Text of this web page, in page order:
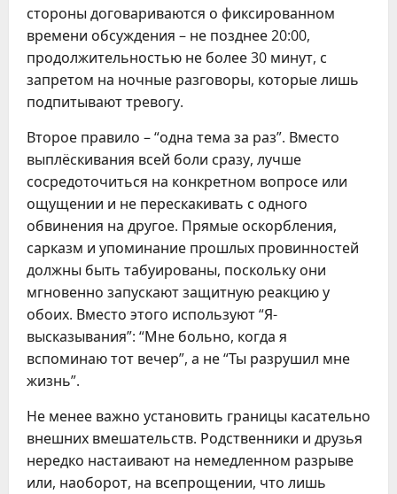
стороны договариваются о фиксированном
времени обсуждения – не позднее 20:00,
продолжительностью не более 30 минут, с
запретом на ночные разговоры, которые лишь
подпитывают тревогу.
Второе правило – “одна тема за раз”. Вместо
выплёскивания всей боли сразу, лучше
сосредоточиться на конкретном вопросе или
ощущении и не перескакивать с одного
обвинения на другое. Прямые оскорбления,
сарказм и упоминание прошлых провинностей
должны быть табуированы, поскольку они
мгновенно запускают защитную реакцию у
обоих. Вместо этого используют “Я-
высказывания”: “Мне больно, когда я
вспоминаю тот вечер”, а не “Ты разрушил мне
жизнь”.
Не менее важно установить границы касательно
внешних вмешательств. Родственники и друзья
нередко настаивают на немедленном разрыве
или, наоборот, на всепрощении, что лишь